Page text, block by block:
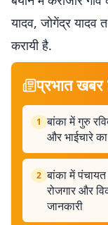
यादव, जोगेंद्र यादव
करायी है.
प्रभात खबर
1 बांका में गुरु
और भाईचारे
2 बांका में
रोजगार और
जानकारी